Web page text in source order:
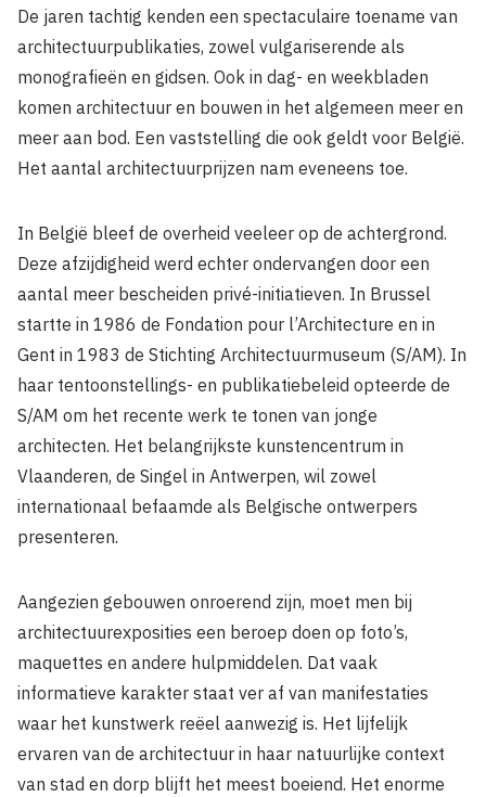
De jaren tachtig kenden een spectaculaire toename van
architectuurpublikaties, zowel vulgariserende als
monografieën en gidsen. Ook in dag- en weekbladen
komen architectuur en bouwen in het algemeen meer en
meer aan bod. Een vaststelling die ook geldt voor België.
Het aantal architectuurprijzen nam eveneens toe.
In België bleef de overheid veeleer op de achtergrond.
Deze afzijdigheid werd echter ondervangen door een
aantal meer bescheiden privé-initiatieven. In Brussel
startte in 1986 de Fondation pour l’Architecture en in
Gent in 1983 de Stichting Architectuurmuseum (S/AM). In
haar tentoonstellings- en publikatiebeleid opteerde de
S/AM om het recente werk te tonen van jonge
architecten. Het belangrijkste kunstencentrum in
Vlaanderen, de Singel in Antwerpen, wil zowel
internationaal befaamde als Belgische ontwerpers
presenteren.
Aangezien gebouwen onroerend zijn, moet men bij
architectuurexposities een beroep doen op foto’s,
maquettes en andere hulpmiddelen. Dat vaak
informatieve karakter staat ver af van manifestaties
waar het kunstwerk reëel aanwezig is. Het lijfelijk
ervaren van de architectuur in haar natuurlijke context
van stad en dorp blijft het meest boeiend. Het enorme